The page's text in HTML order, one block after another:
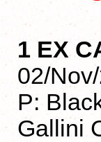
1 EX
02/
P:
Gallini